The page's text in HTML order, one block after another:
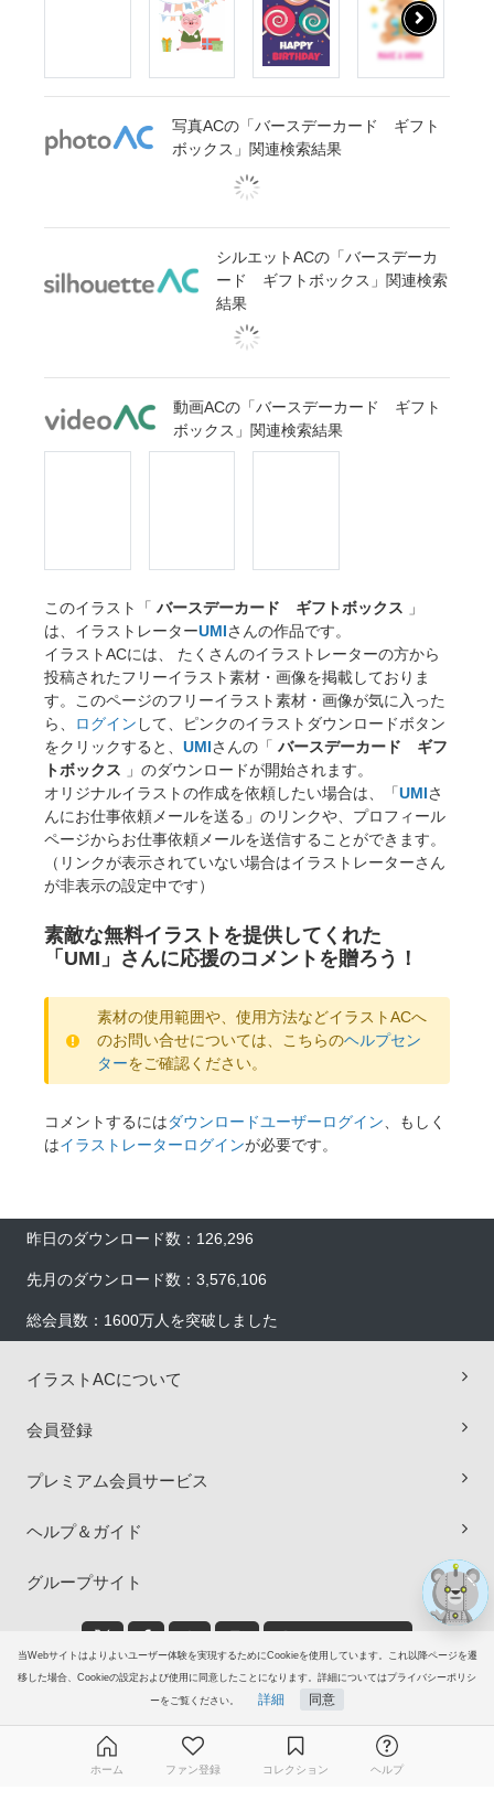
当Webサイトはよりよいユーザー体験を実現するためにCookieを使用しています。これ以降ページを遷
移した場合、Cookieの設定および使用に同意したことになります。詳細についてはプライバシーポリシ
ーをご覧ください。 詳細 同意
写真ACの「バースデーカード ギフト
ボックス」関連検索結果
シルエットACの「バースデーカ
ード ギフトボックス」関連検索
結果
動画ACの「バースデーカード ギフト
ボックス」関連検索結果
このイラスト「 バースデーカード ギフトボックス 」
は、イラストレーターUMIさんの作品です。
イラストACには、 たくさんのイラストレーターの方から
投稿されたフリーイラスト素材・画像を掲載しておりま
す。このページのフリーイラスト素材・画像が気に入った
ら、
ログイン して、ピンクのイラストダウンロードボタン
をクリックすると、 UMIさんの「 バースデーカード ギフ
トボックス 」のダウンロードが開始されます。
オリジナルイラストの作成を依頼したい場合は、「UMIさ
んにお仕事依頼メールを送る」のリンクや、プロフィール
ページからお仕事依頼メールを送信することができます。
（リンクが表示されていない場合はイラストレーターさん
が非表示の設定中です）
素敵な無料イラストを提供してくれた
「UMI」さんに応援のコメントを贈ろう！
素材の使用範囲や、使用方法などイラストACへ
のお問い合せについては、こちらのヘルプセン
ターをご確認ください。
コメントするにはダウンロードユーザーログイン、もしく
はイラストレーターログインが必要です。
昨日のダウンロード数：126,296
先月のダウンロード数：3,576,106
総会員数：1600万人を突破しました
イラストACについて
会員登録
プレミアム会員サービス
ヘルプ＆ガイド
グループサイト
© 2006-2026イラストAC
ホーム ファン登録 コレクション ヘルプ